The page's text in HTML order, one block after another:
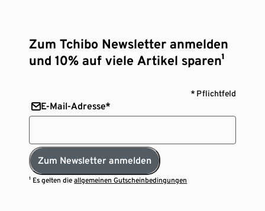
Zum Tchibo Newsletter anmelden
und 10% auf viele Artikel sparen¹
* Pflichtfeld
E-Mail-Adresse*
Zum Newsletter anmelden
¹ Es gelten dieallgemeinen Gutscheinbedingungen